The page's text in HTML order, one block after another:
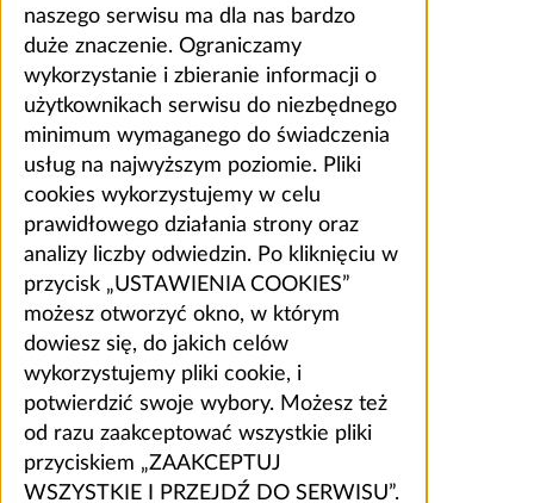
naszego serwisu ma dla nas bardzo
duże znaczenie. Ograniczamy
wykorzystanie i zbieranie informacji o
użytkownikach serwisu do niezbędnego
minimum wymaganego do świadczenia
usług na najwyższym poziomie. Pliki
cookies wykorzystujemy w celu
prawidłowego działania strony oraz
analizy liczby odwiedzin. Po kliknięciu w
przycisk „USTAWIENIA COOKIES”
możesz otworzyć okno, w którym
dowiesz się, do jakich celów
wykorzystujemy pliki cookie, i
potwierdzić swoje wybory. Możesz też
od razu zaakceptować wszystkie pliki
przyciskiem „ZAAKCEPTUJ
WSZYSTKIE I PRZEJDŹ DO SERWISU”.